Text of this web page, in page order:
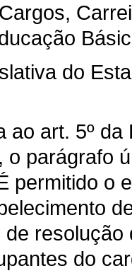
do
ao art. 5º da
o parágrafo
permitido o
do